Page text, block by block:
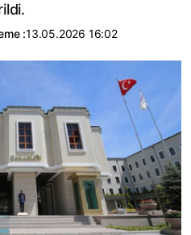
:13.05.2026 16:02